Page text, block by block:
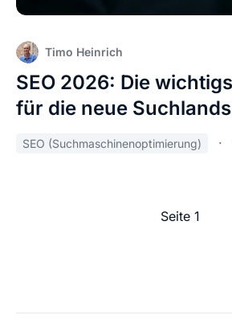
Timo Heinrich
SEO 2026: Die
für die neue
SEO (Suchmaschinenoptimierung)
Seite 1